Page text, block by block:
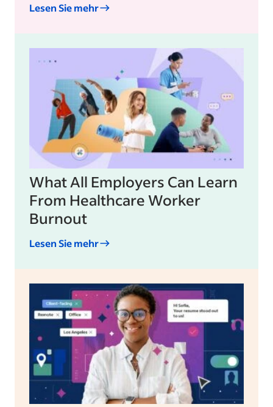
Lesen Sie mehr
What All Employers Can Learn
From Healthcare Worker
Burnout
Lesen Sie mehr